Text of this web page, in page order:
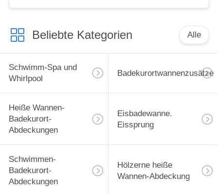
Beliebte Kategorien Alle
Schwimm-Spa und
Whirlpool
Badekurortwannenzusätze
Heiße Wannen-
Badekurort-
Abdeckungen
Eisbadewanne.
Eissprung
Schwimmen-
Badekurort-
Abdeckungen
Hölzerne heiße
Wannen-Abdeckung